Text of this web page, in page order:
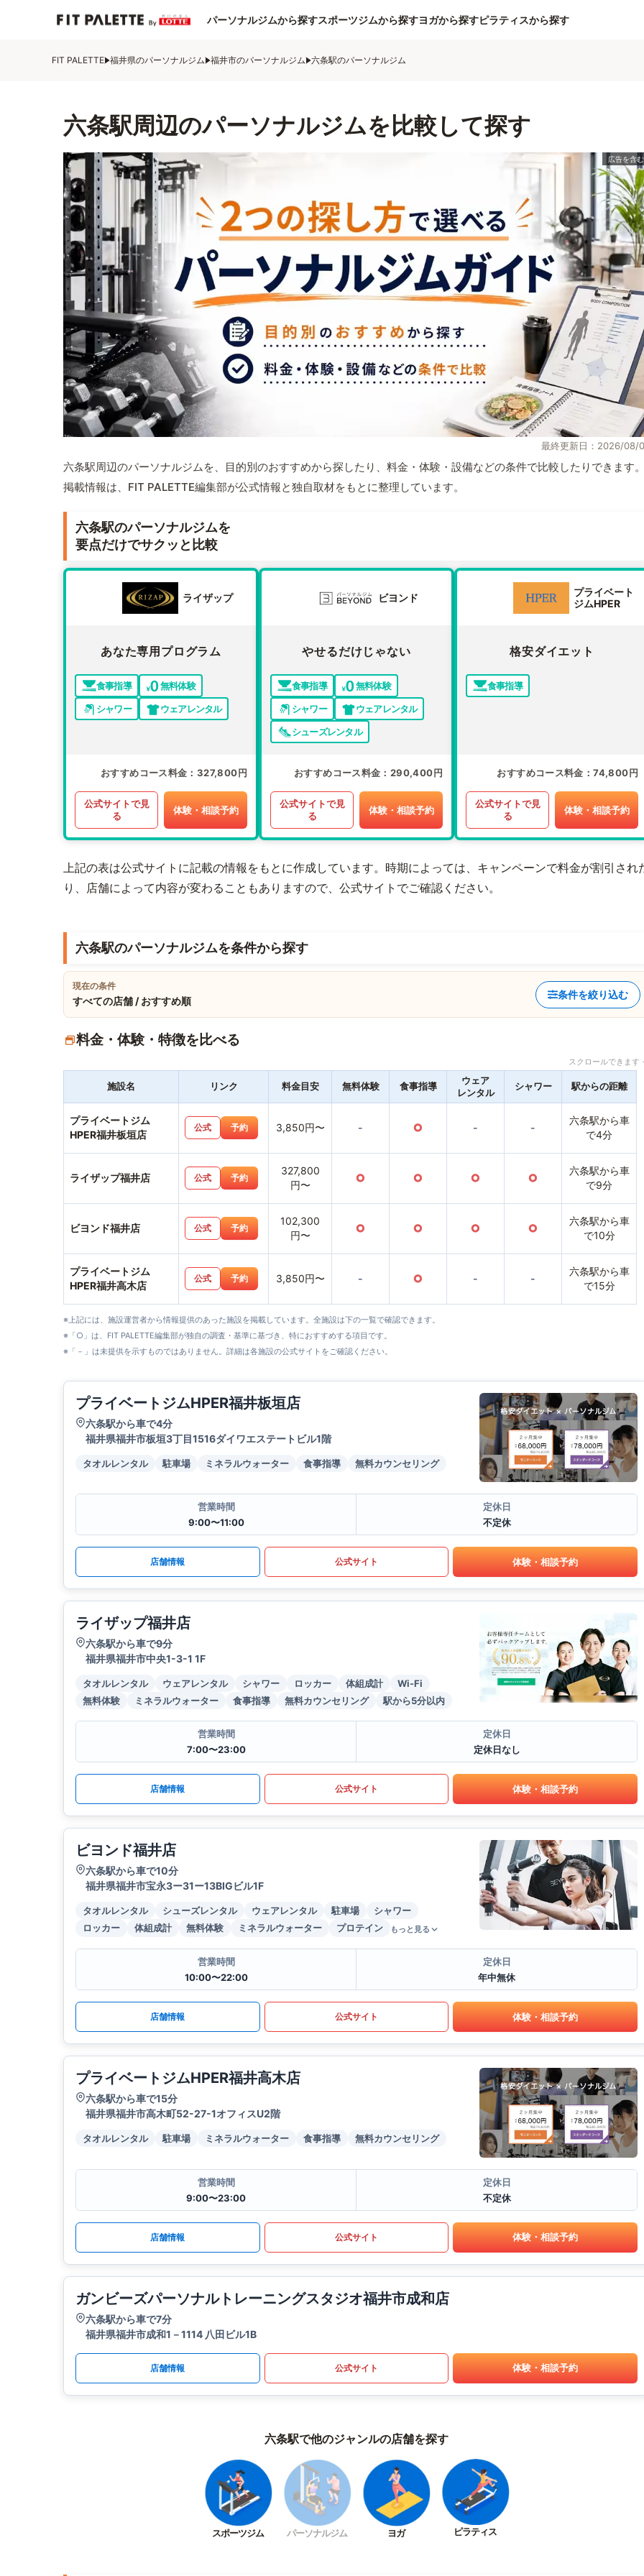
パーソナルジムから探すスポーツジムから探すヨガから探すピラティスから探す
FIT PALETTE 福井県のパーソナルジム 福井市のパーソナルジム 六条駅のパーソナルジム
六条駅周辺のパーソナルジムを比較して探す
最終更新日：2026/08/
六条駅周辺のパーソナルジムを、目的別のおすすめから探したり、料金・体験・設備などの条件で比較したりできます
掲載情報は、FIT PALETTE編集部が公式情報と独自取材をもとに整理しています。
六条駅のパーソナルジムを
要点だけでサクッと比較
ライザップ
あなた専用プログラム
食事指導
無料体験
シャワー
ウェアレンタル
おすすめコース料金 327,800円
公式サイトで見
る
体験・相談予約
ビヨンド
やせるだけじゃない
食事指導
無料体験
シャワー
ウェアレンタル
シューズレンタル
おすすめコース料金 290,400円
公式サイトで見
る
体験・相談予約
プライベート
ジムHPER
格安ダイエット
食事指導
おすすめコース料金 74,800円
公式サイトで見
る
体験・相談予約
上記の表は公式サイトに記載の情報をもとに作成しています。時期によっては、キャンペーンで料金が割引され
り、店舗によって内容が変わることもありますので、公式サイトでご確認ください。
六条駅のパーソナルジムを条件から探す
現在の条件
すべての店舗 / おすすめ順
条件を絞り込む
料金・体験・特徴を比べる
スクロールできま
施設名 リンク 料金目安 無料体験 食事指導
ウェア
レンタル
シャワー 駅からの距離
プライベートジム
HPER福井板垣店
公式 予約 3,850円〜 - ○ - -
六条駅から車
で4分
ライザップ福井店 公式 予約
327,800
円〜
○ ○ ○ ○
六条駅から車
で9分
ビヨンド福井店 公式 予約
102,300
円〜
○ ○ ○ ○
六条駅から車
で10分
プライベートジム
HPER福井高木店
公式 予約 3,850円〜 - ○ - -
六条駅から車
で15分
※上記には、施設運営者から情報提供のあった施設を掲載しています。全施設は下の一覧で確認できます。
※「○」は、FIT PALETTE編集部が独自の調査・基準に基づき、特におすすめする項目です。
※「－」は未提供を示すものではありません。詳細は各施設の公式サイトをご確認ください。
プライベートジムHPER福井板垣店
六条駅から車で4分
福井県福井市板垣3丁目1516ダイワエステートビル1階
タオルレンタル 駐車場 ミネラルウォーター 食事指導 無料カウンセリング
営業時間
9:00〜11:00
定休日
不定休
店舗情報 公式サイト 体験・相談予約
ライザップ福井店
六条駅から車で9分
福井県福井市中央1-3-1 1F
タオルレンタル ウェアレンタル シャワー ロッカー 体組成計
Wi-Fi
無料体験
ミネラルウォーター 食事指導 無料カウンセリング 駅から5分以内
営業時間
7:00〜23:00
定休日
定休日なし
店舗情報 公式サイト 体験・相談予約
ビヨンド福井店
六条駅から車で10分
福井県福井市宝永3ー31ー13BIGビル1F
タオルレンタル シューズレンタル ウェアレンタル 駐車場
シャワー
ロッカー
体組成計 無料体験 ミネラルウォーター プロテイン もっと見る
営業時間
10:00〜22:00
定休日
年中無休
店舗情報 公式サイト 体験・相談予約
プライベートジムHPER福井高木店
六条駅から車で15分
福井県福井市高木町52-27-1オフィスU2階
タオルレンタル 駐車場 ミネラルウォーター 食事指導 無料カウンセリング
営業時間
9:00〜23:00
定休日
不定休
店舗情報 公式サイト 体験・相談予約
ガンビーズパーソナルトレーニングスタジオ福井市成和店
六条駅から車で7分
福井県福井市成和1－1114 八田ビル1B
店舗情報 公式サイト 体験・相談予約
六条駅で他のジャンルの店舗を探す
スポーツジム パーソナルジム ヨガ ピラティス